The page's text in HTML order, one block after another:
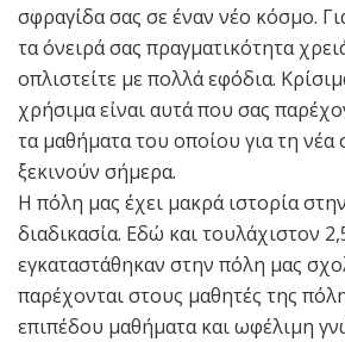
σφραγίδα σας σε έναν νέο κόσμο.
τα όνειρά σας πραγματικότητα
οπλιστείτε με πολλά εφόδια.
χρήσιμα είναι αυτά που σας
τα μαθήματα του οποίου για τη νέα
ξεκινούν σήμερα.
Η πόλη μας έχει μακρά ιστορία
διαδικασία. Εδώ και τουλάχιστον
εγκαταστάθηκαν στην πόλη μας
παρέχονται στους μαθητές της
επιπέδου μαθήματα και ωφέλιμη